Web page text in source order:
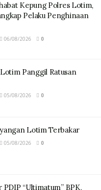
Kepung Polres Lotim,
Pelaku Penghinaan
06/08/2026 0
Panggil Ratusan
05/08/2026 0
Lotim Terbakar
05/08/2026 0
“Ultimatum” BPK,